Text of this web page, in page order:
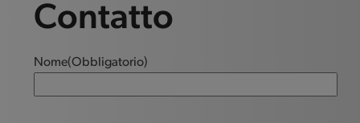
Contatto
Nome(Obbligatorio)